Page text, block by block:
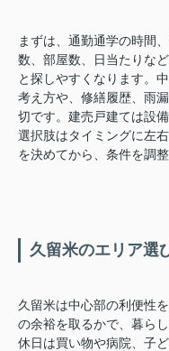
まずは、通勤通学の時間
数、部屋数、日当たりな
と探しやすくなります。
考え方や、修繕履歴、雨
切です。建売戸建ては設
選択肢はタイミングに左
を決めてから、条件を調
久留米のエリア選
久留米は中心部の利便性
の余裕を取るかで、暮ら
休日は買い物や病院、子